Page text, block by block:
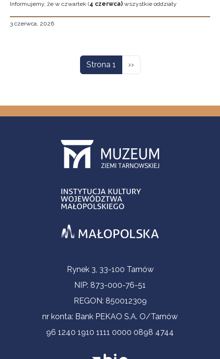
Informujemy, że w czwartek (4 czerwca) wszystkie oddziały
3 czerwca, 2026
Strona 1 Następna strona
››
Informacje kontaktoweRynek 3, 33-100 Tarnów
NIP: 873-000-76-51
REGON: 850012309
nr konta: Bank PEKAO S.A. O/Tarnów
96 1240 1910 1111 0000 0898 4744